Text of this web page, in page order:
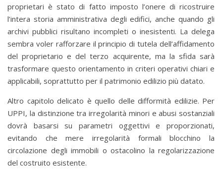
proprietari è stato di fatto imposto l’onere di ricostruire
l’intera storia amministrativa degli edifici, anche quando gli
archivi pubblici risultano incompleti o inesistenti. La delega
sembra voler rafforzare il principio di tutela dell’affidamento
del proprietario e del terzo acquirente, ma la sfida sarà
trasformare questo orientamento in criteri operativi chiari e
applicabili, soprattutto per il patrimonio edilizio più datato.
Altro capitolo delicato è quello delle difformità edilizie. Per
UPPI, la distinzione tra irregolarità minori e abusi sostanziali
dovrà basarsi su parametri oggettivi e proporzionati,
evitando che mere irregolarità formali blocchino la
circolazione degli immobili o ostacolino la regolarizzazione
del costruito esistente.